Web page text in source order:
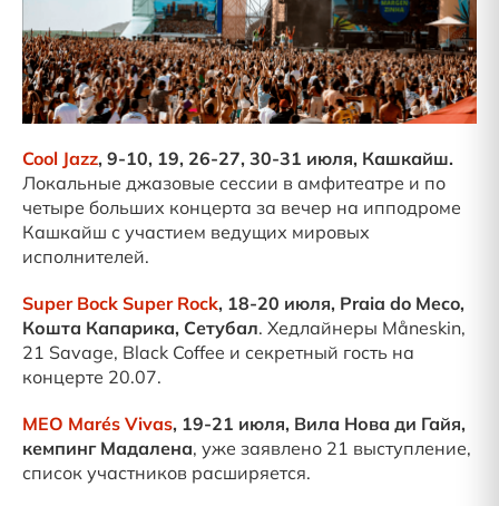
Cool Jazz, 9-10, 19, 26-27, 30-31 июля, Кашкайш.
Локальные джазовые сессии в амфитеатре и по
четыре больших концерта за вечер на ипподроме
Кашкайш с участием ведущих мировых
исполнителей.
Super Bock Super Rock, 18-20 июля, Praia do Meco,
Кошта Капарика, Сетубал. Хедлайнеры Måneskin,
21 Savage, Black Coffee и секретный гость на
концерте 20.07.
MEO Marés Vivas, 19-21 июля, Вила Нова ди Гайя,
кемпинг Мадалена, уже заявлено 21 выступление,
список участников расширяется.